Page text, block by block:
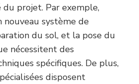
projet. Par exemple,
nouveau système de
du sol, et la pose du
nécessitent des
spécifiques. De plus,
disposent